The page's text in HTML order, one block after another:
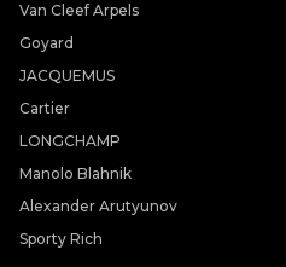
Van Cleef Arpels
Goyard
JACQUEMUS
Cartier
LONGCHAMP
Manolo Blahnik
Alexander Arutyunov
Sporty Rich